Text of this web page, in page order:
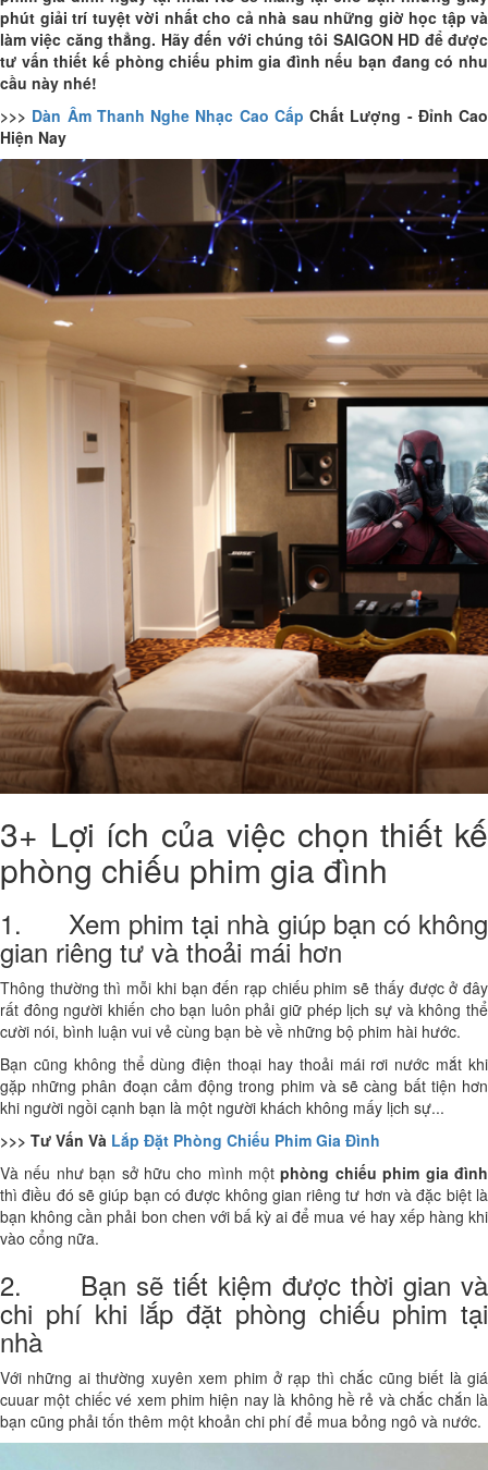
phút giải trí tuyệt vời nhất cho cả nhà sau những giờ học tập và
làm việc căng thẳng. Hãy đến với chúng tôi SAIGON HD để được
tư vấn thiết kế phòng chiếu phim gia đình nếu bạn đang có nhu
cầu này nhé!
>>> Dàn Âm Thanh Nghe Nhạc Cao Cấp Chất Lượng - Đỉnh Cao
Hiện Nay
3+ Lợi ích của việc chọn thiết kế
phòng chiếu phim gia đình
1. Xem phim tại nhà giúp bạn có không
gian riêng tư và thoải mái hơn
Thông thường thì mỗi khi bạn đến rạp chiếu phim sẽ thấy được ở đây
rất đông người khiến cho bạn luôn phải giữ phép lịch sự và không thể
cười nói, bình luận vui vẻ cùng bạn bè về những bộ phim hài hước.
Bạn cũng không thể dùng điện thoại hay thoải mái rơi nước mắt khi
gặp những phân đoạn cảm động trong phim và sẽ càng bất tiện hơn
khi người ngồi cạnh bạn là một người khách không mấy lịch sự...
>>> Tư Vấn Và Lắp Đặt Phòng Chiếu Phim Gia Đình
Và nếu như bạn sở hữu cho mình mộtphòng chiếu phim gia đình
thì điều đó sẽ giúp bạn có được không gian riêng tư hơn và đặc biệt là
bạn không cần phải bon chen với bấ kỳ ai để mua vé hay xếp hàng khi
vào cổng nữa.
2. Bạn sẽ tiết kiệm được thời gian và
chi phí khi lắp đặt phòng chiếu phim tại
nhà
Với những ai thường xuyên xem phim ở rạp thì chắc cũng biết là giá
cuuar một chiếc vé xem phim hiện nay là không hề rẻ và chắc chắn là
bạn cũng phải tốn thêm một khoản chi phí để mua bỏng ngô và nước.